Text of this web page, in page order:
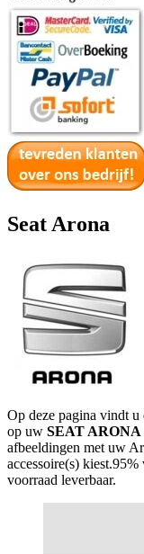
Seat Arona
Op deze pagina vindt u
op uw SEAT ARONA
afbeeldingen met uw
accessoire(s) kiest.95%
voorraad leverbaar.